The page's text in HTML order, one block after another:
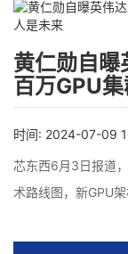
黄仁勋自
百万GPU
时间: 2024-07-09
芯东西6月3日报道
术路线图，新GPU架